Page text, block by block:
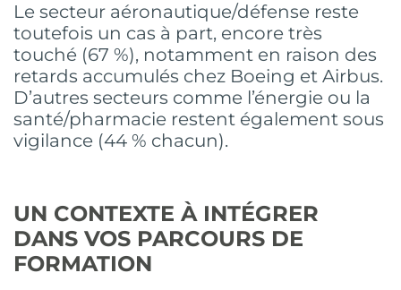
Le secteur aéronautique/défense reste
toutefois un cas à part, encore très
touché (67 %), notamment en raison des
retards accumulés chez Boeing et Airbus.
D’autres secteurs comme l’énergie ou la
santé/pharmacie restent également sous
vigilance (44 % chacun).
UN CONTEXTE À INTÉGRER
DANS VOS PARCOURS DE
FORMATION